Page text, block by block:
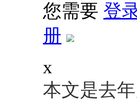
您需要 登
册
x
本文是去